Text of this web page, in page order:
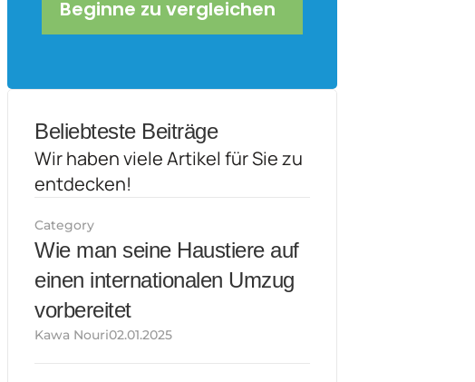
Beginne zu vergleichen
Beliebteste Beiträge
Wir haben viele Artikel für Sie zu
entdecken!
Category
Wie man seine Haustiere auf
einen internationalen Umzug
vorbereitet
Kawa Nouri02.01.2025